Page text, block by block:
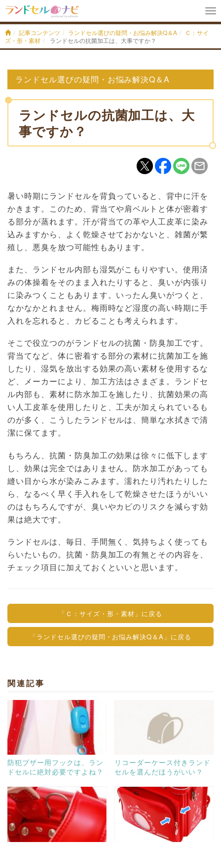
記事コンテンツ ランドセル選びの疑問・お悩み解決Q＆A
Ｃ：サイ
ズ・形・素材
ランドセルの抗菌加工は、大事ですか？
ランドセル選びの疑問・お悩み解決Q＆A
ランドセルの抗菌加工は、大
事ですか？
暑い時期にランドセルを背負っていると、背中に汗を
かきます。このため、背当てや肩ベルトと体が密着す
る部分が蒸れます。汗が背当ての革や人工皮革に染み
込みますから、よく乾燥させておかないと、雑菌が繁
殖し、悪臭を放つ可能性もあります。
また、ランドセル内部も湿気がこもりやすい。使用済
みの体操着をそのまま入れたりすると、臭いが内張り
に染みつくこともあります。いったん臭いがつくと、
なかなかとれません。梅雨時など湿度の高い時期に手
入れを忘れると、カビることも考えられます。
そこで役立つのがランドセルの抗菌・防臭加工です。
背当てなど、体に密着する部分の素材に抗菌加工を施
したり、湿気を放出する効果の高い素材を使用するな
ど、メーカーにより、加工方法はさまざま。ランドセ
ル内部も、素材に防水加工を施したり、抗菌効果の高
い人工皮革を使用したりと、工夫が加えられているも
のが多く、こうしたランドセルは、簡単な水拭きで清
潔に保てます。
もちろん、抗菌・防臭加工の効果は徐々に低下します
し、効果は完全ではありません。防水加工があっても
縫い目から水が染みこみます。濡れたり汚れたりした
ら、なるべく早く手入れをして乾燥させたほうがいい
のはもちろんですが、臭いやカビのリスクを減らす効
果は絶大です。
ランドセルは、毎日、手間無く、気持ちよく使っても
らいたいもの。抗菌・防臭加工の有無とその内容を、
チェック項目に加えておくといいと思います。
「Ｃ：サイズ・形・素材」に戻る
「ランドセル選びの疑問・お悩み解決Q＆A」に戻る
関連記事
防犯ブザー用フックは、ラン
ドセルに絶対必要ですよね？
リコーダーケース付きランド
セルを選んだほうがいい？